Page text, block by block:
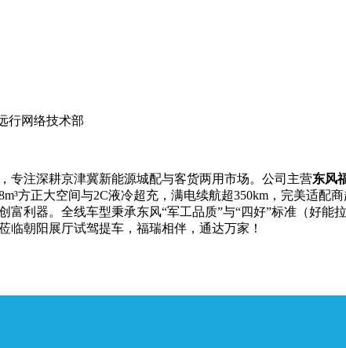
行网络技术部
，专注深耕京津冀新能源城配与客货两用市场。公司主营东风
方正大空间与2C液冷超充，满电续航超350km，完美适配
利器。全线车型秉承东风“军工品质”与“四好”标准（好能
朝阳展厅试驾提车，福瑞相伴，通达万家！